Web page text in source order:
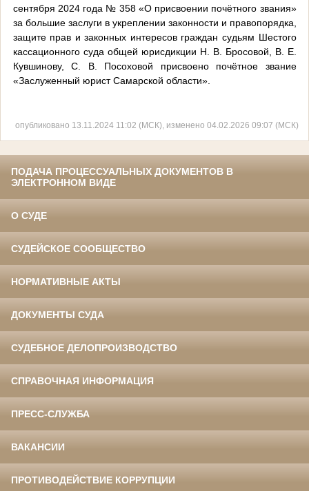
сентября 2024 года № 358 «О присвоении почётного звания»
за большие заслуги в укреплении законности и правопорядка,
защите прав и законных интересов граждан судьям Шестого
кассационного суда общей юрисдикции Н. В. Бросовой, В. Е.
Кувшинову, С. В. Посоховой присвоено почётное звание
«Заслуженный юрист Самарской области».
опубликовано 13.11.2024 11:02 (МСК), изменено 04.02.2026 09:07 (МСК)
ПОДАЧА ПРОЦЕССУАЛЬНЫХ ДОКУМЕНТОВ В
ЭЛЕКТРОННОМ ВИДЕ
О СУДЕ
СУДЕЙСКОЕ СООБЩЕСТВО
НОРМАТИВНЫЕ АКТЫ
ДОКУМЕНТЫ СУДА
СУДЕБНОЕ ДЕЛОПРОИЗВОДСТВО
СПРАВОЧНАЯ ИНФОРМАЦИЯ
ПРЕСС-СЛУЖБА
ВАКАНСИИ
ПРОТИВОДЕЙСТВИЕ КОРРУПЦИИ